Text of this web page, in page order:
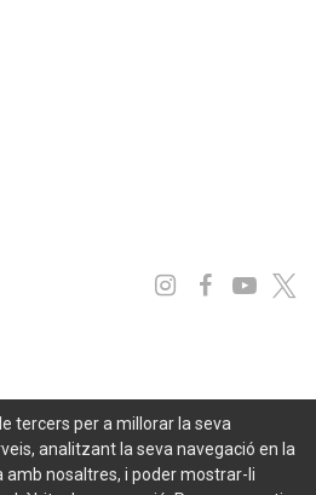
Instagram
tercers per a millorar la seva
analitzant la seva navegació en la
nosaltres, i poder mostrar-li